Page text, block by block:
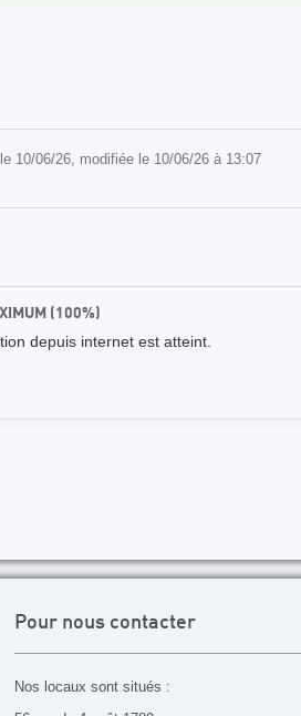
10/06/26, modifiée le 10/06/26 à 13:07
(100%)
depuis internet est atteint.
Pour nous contacter
Nos locaux sont situés :